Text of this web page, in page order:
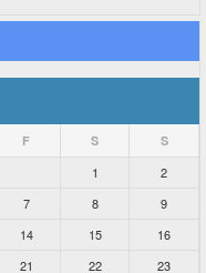
F S S
1
2
7 8
9
14 15
16
21 22 23